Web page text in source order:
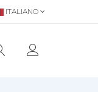
ITALIANO